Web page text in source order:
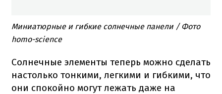
Миниатюрные и гибкие солнечные панели / Фото
homo-science
Солнечные элементы теперь можно сделать
настолько тонкими, легкими и гибкими, что
они спокойно могут лежать даже на